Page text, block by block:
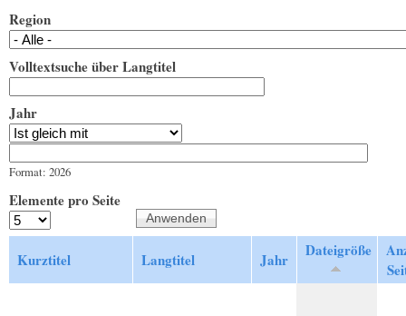
Region
Volltextsuche über Langtitel
Jahr
Format: 2026
Elemente pro Seite
Kurztitel Langtitel Jahr Dateigröße